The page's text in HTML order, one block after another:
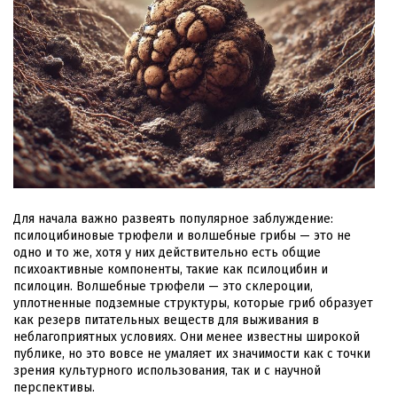
Для начала важно развеять популярное заблуждение:
псилоцибиновые трюфели и волшебные грибы — это не
одно и то же, хотя у них действительно есть общие
психоактивные компоненты, такие как псилоцибин и
псилоцин. Волшебные трюфели — это склероции,
уплотненные подземные структуры, которые гриб образует
как резерв питательных веществ для выживания в
неблагоприятных условиях. Они менее известны широкой
публике, но это вовсе не умаляет их значимости как с точки
зрения культурного использования, так и с научной
перспективы.